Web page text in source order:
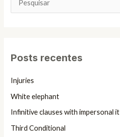
u
p
Posts recentes
Injuries
White elephant
Infinitive clauses with impersonal it
Third Conditional